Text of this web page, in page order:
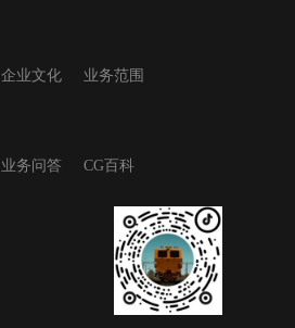
企业文化 业务范围
业务问答 CG百科